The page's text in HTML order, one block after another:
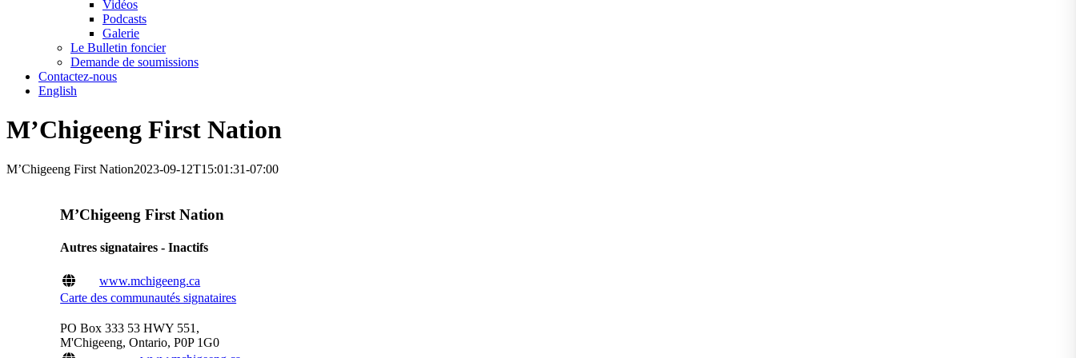
Vidéos
Podcasts
Galerie
Le Bulletin foncier
Demande de soumissions
Contactez-nous
English
M’Chigeeng First Nation
M’Chigeeng First Nation2023-09-12T15:01:31-07:00
M’Chigeeng First Nation
Autres signataires - Inactifs
www.mchigeeng.ca
Carte des communautés signataires
PO Box 333 53 HWY 551,
M'Chigeeng, Ontario, P0P 1G0